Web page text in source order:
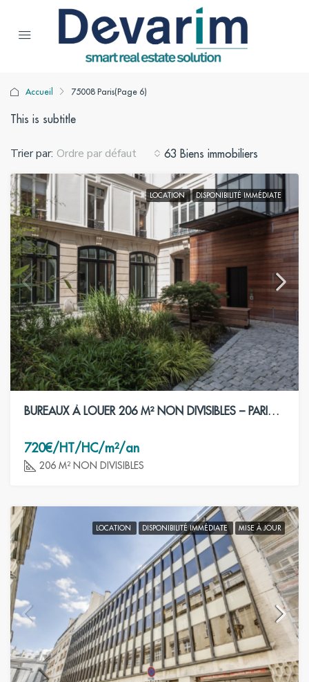
Accueil 75008 Paris(Page 6)
This is subtitle
63 Biens immobiliers
Trier par: Ordre par défaut
LOCATION DISPONIBILITÉ IMMÉDIATE
BUREAUX À LOUER 206 M² NON DIVISIBLES – PARIS 8ÈME
720€/HT/HC/m²/an
206 M² NON DIVISIBLES
LOCATION DISPONIBILITÉ IMMÉDIATE MISE À JOUR